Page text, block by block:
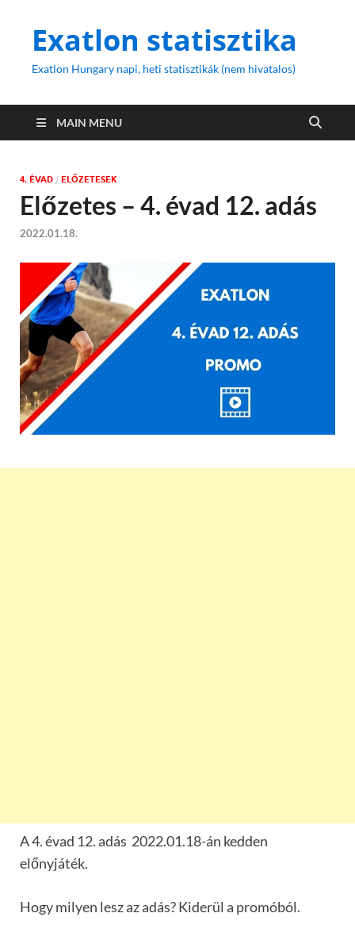
Exatlon statisztika
Exatlon Hungary napi, heti statisztikák (nem hivatalos)
MAIN MENU
4. ÉVAD / ELŐZETESEK
Előzetes – 4. évad 12. adás
2022.01.18.
A 4. évad 12. adás 2022.01.18-án kedden
előnyjáték.
Hogy milyen lesz az adás? Kiderül a promóból.